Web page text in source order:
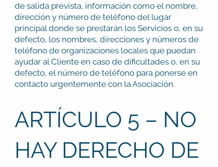
de salida prevista, información como el nombre,
dirección y número de teléfono del lugar
principal donde se prestarán los Servicios o, en su
defecto, los nombres, direcciones y números de
teléfono de organizaciones locales que puedan
ayudar al Cliente en caso de dificultades o, en su
defecto, el número de teléfono para ponerse en
contacto urgentemente con la Asociación.
ARTÍCULO 5 – NO
HAY DERECHO DE